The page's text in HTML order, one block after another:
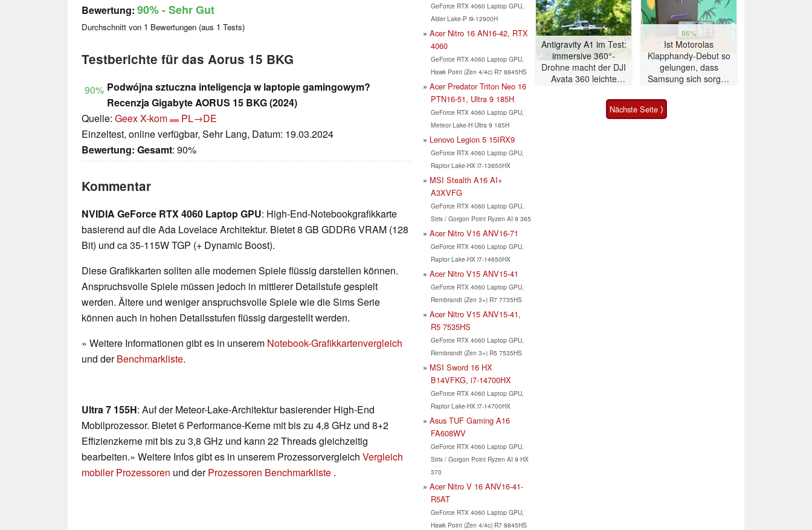
Bewertung: 90%- Sehr Gut
Durchschnitt von 1 Bewertungen (aus 1 Tests)
Testberichte für das Aorus 15 BKG
90% Podwójna sztuczna inteligencja w laptopie gamingowym?
Recenzja Gigabyte AORUS 15 BKG (2024)
Quelle: Geex X-kom
PL→DE
Einzeltest, online verfügbar, Sehr Lang, Datum: 19.03.2024
Bewertung: Gesamt: 90%
Kommentar
NVIDIA GeForce RTX 4060 Laptop GPU: High-End-Notebookgrafikkarte
basierend auf die Ada Lovelace Architektur. Bietet 8 GB GDDR6 VRAM (128
Bit) und ca 35-115W TGP (+ Dynamic Boost).
Diese Grafikkarten sollten alle modernen Spiele flüssig darstellen können.
Anspruchsvolle Spiele müssen jedoch in mittlerer Detailstufe gespielt
werden. Ältere und weniger anspruchsvolle Spiele wie die Sims Serie
können auch in hohen Detailsstufen flüssig dargestellt werden.
» Weitere Informationen gibt es in unserem Notebook-Grafikkartenvergleich
und derBenchmarkliste.
Ultra 7 155H: Auf der Meteor-Lake-Architektur basierender High-End
Mobilprozessor. Bietet 6 Performance-Kerne mit bis zu 4,8 GHz und 8+2
Effizienzkerne mit bis zu 3,8 GHz und kann 22 Threads gleichzeitig
bearbeiten.» Weitere Infos gibt es in unserem Prozessorvergleich Vergleich
mobiler Prozessoren und derProzessoren Benchmarkliste .
GeForce RTX 4060 Laptop GPU,
Alder Lake-P i9-12900H
Acer Nitro 16 AN16-42, RTX
4060
GeForce RTX 4060 Laptop GPU,
Hawk Point (Zen 4/4c) R7 8845HS
Acer Predator Triton Neo 16
PTN16-51, Ultra 9 185H
GeForce RTX 4060 Laptop GPU,
Meteor Lake-H Ultra 9 185H
Lenovo Legion 5 15IRX9
GeForce RTX 4060 Laptop GPU,
Raptor Lake-HX i7-13650HX
MSI Stealth A16 AI+
A3XVFG
GeForce RTX 4060 Laptop GPU,
Strix / Gorgon Point Ryzen AI 9 365
Acer Nitro V16 ANV16-71
GeForce RTX 4060 Laptop GPU,
Raptor Lake-HX i7-14650HX
Acer Nitro V15 ANV15-41
GeForce RTX 4060 Laptop GPU,
Rembrandt (Zen 3+) R7 7735HS
Acer Nitro V15 ANV15-41,
R5 7535HS
GeForce RTX 4060 Laptop GPU,
Rembrandt (Zen 3+) R5 7535HS
MSI Sword 16 HX
B14VFKG, i7-14700HX
GeForce RTX 4060 Laptop GPU,
Raptor Lake-HX i7-14700HX
Asus TUF Gaming A16
FA608WV
GeForce RTX 4060 Laptop GPU,
Strix / Gorgon Point Ryzen AI 9 HX
370
Acer Nitro V 16 ANV16-41-
R5AT
GeForce RTX 4060 Laptop GPU,
Hawk Point (Zen 4/4c) R7 8845HS
Antigravity A1 im Test:
immersive 360°-
Drohne macht der DJI
Avata 360 leichte
86%
Ist Motorolas
Klapphandy-Debut so
gelungen, dass
Samsung sich sorgen
Smartphone im Test
Nächste Seite ⟩